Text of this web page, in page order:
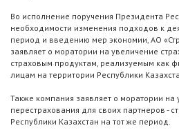
Во исполнение поручения Президента
необходимости изменения подходов к
период и введению мер экономии, АО
заявляет о моратории на увеличение
страховым продуктам, реализуемым как
лицам на территории Республики
Также компания заявляет о моратории на
перестрахования для своих партнеров -
Республики Казахстан на тот же период.